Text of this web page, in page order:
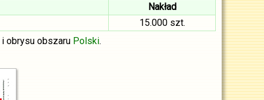
Nakład
15.000 szt.
i obrysu obszaru Polski.